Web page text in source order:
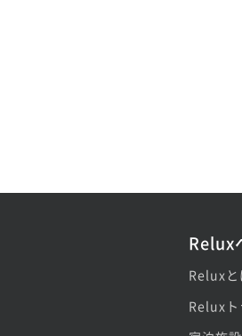
Relux
Reluxと
Reluxト